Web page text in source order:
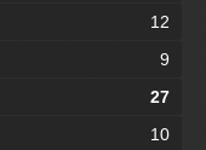
12
9
27
10